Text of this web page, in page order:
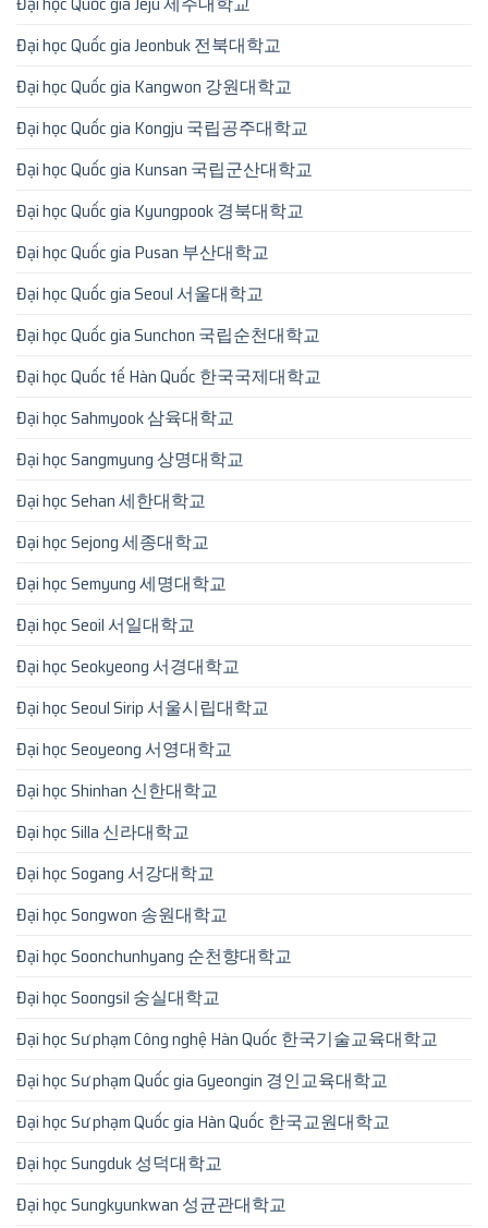
Đại học Quốc gia Jeonbuk 전북대학교
Đại học Quốc gia Kangwon 강원대학교
Đại học Quốc gia Kongju 국립공주대학교
Đại học Quốc gia Kunsan 국립군산대학교
Đại học Quốc gia Kyungpook 경북대학교
Đại học Quốc gia Pusan 부산대학교
Đại học Quốc gia Seoul 서울대학교
Đại học Quốc gia Sunchon 국립순천대학교
Đại học Quốc tế Hàn Quốc 한국국제대학교
Đại học Sahmyook 삼육대학교
Đại học Sangmyung 상명대학교
Đại học Sehan 세한대학교
Đại học Sejong 세종대학교
Đại học Semyung 세명대학교
Đại học Seoil 서일대학교
Đại học Seokyeong 서경대학교
Đại học Seoul Sirip 서울시립대학교
Đại học Seoyeong 서영대학교
Đại học Shinhan 신한대학교
Đại học Silla 신라대학교
Đại học Sogang 서강대학교
Đại học Songwon 송원대학교
Đại học Soonchunhyang 순천향대학교
Đại học Soongsil 숭실대학교
Đại học Sư phạm Công nghệ Hàn Quốc 한국기술교육대학교
Đại học Sư phạm Quốc gia Gyeongin 경인교육대학교
Đại học Sư phạm Quốc gia Hàn Quốc 한국교원대학교
Đại học Sungduk 성덕대학교
Đại học Sungkyunkwan 성균관대학교